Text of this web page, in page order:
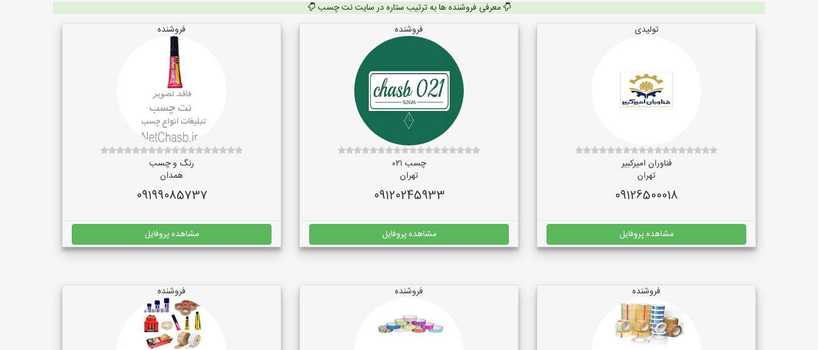
معرفی فروشنده ها به ترتیب ستاره در سایت نت چسب
تولیدی
فناوران امیرکبیر
تهران
09126500018
مشاهده پروفایل
فروشنده
چسب ۰۲۱
تهران
09120245933
مشاهده پروفایل
فروشنده
رنگ و چسب
همدان
09199085737
مشاهده پروفایل
فروشنده فروشنده فروشنده